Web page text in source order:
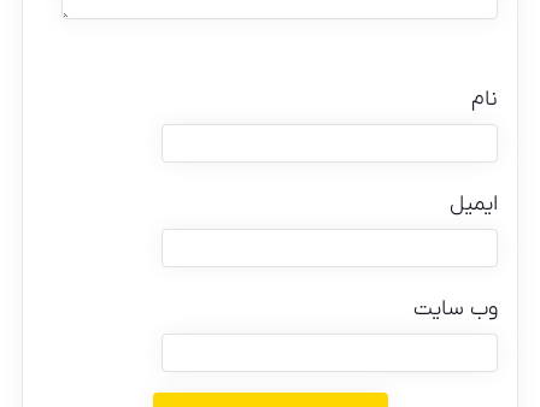
نام
ایمیل
وب‌ سایت